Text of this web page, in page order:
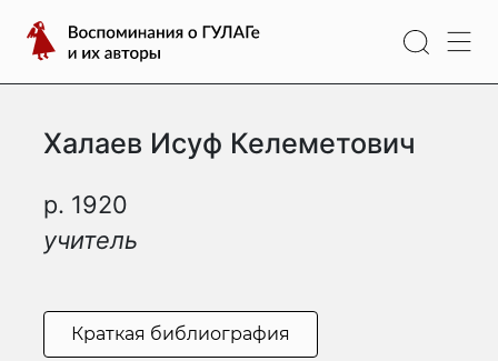
содержимому
Воспоминания
о
ГУЛАГе
ихХалаев Исуф Келеметович
р. 1920
учитель
Краткая библиография